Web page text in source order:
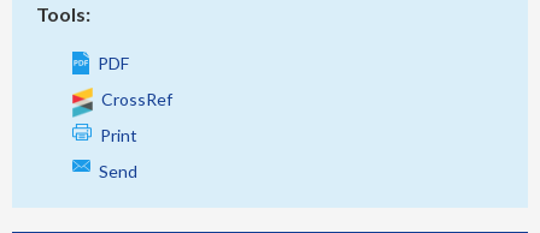
Tools:
PDF
CrossRef
Print
Send